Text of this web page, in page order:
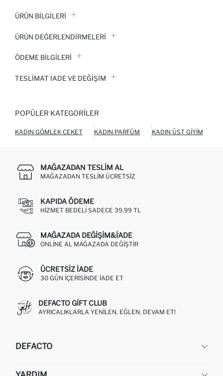
ÜRÜN BILGILERI
ÜRÜN DEĞERLENDİRMELERİ
ÖDEME BİLGİLERİ
TESLIMAT İADE VE DEĞIŞIM
POPÜLER KATEGORILER
KADIN GÖMLEK CEKET KADIN PARFÜM KADIN ÜST GIYIM
MAĞAZADAN TESLIM AL
MAĞAZADAN TESLIM ÜCRETSIZ
KAPIDA ÖDEME
HIZMET BEDELI SADECE 39,99 TL
MAĞAZADA DEĞIŞIM&İADE
ONLINE AL MAĞAZADA DEĞIŞTIR
ÜCRETSIZ IADE
30 GÜN IÇERISINDE IADE ET
DEFACTO GIFT CLUB
AYRICALIKLARLA YENILEN, EĞLEN, DEVAM ET!
DEFACTO